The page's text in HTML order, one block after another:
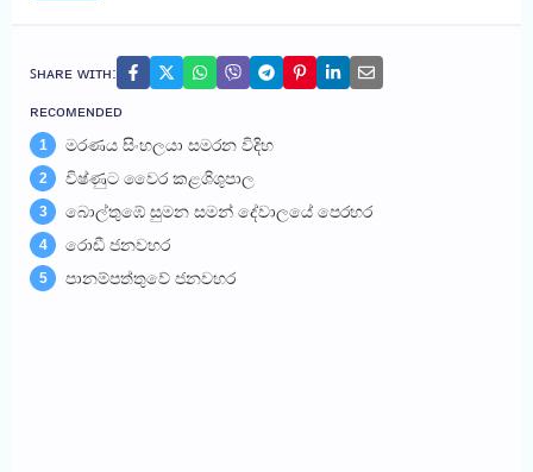
ꜱʜᴀʀᴇ ᴡɪᴛʜ:
ʀᴇᴄᴏᴍᴇɴᴅᴇᴅ
1 මරණය සිංහලයා සමරන විදිහ
2 විෂ්ණුට වෛර කළශිශුපාල
3 බොල්තුඹේ සුමන සමන් දේවාලයේ පෙරහර
4 රොඩී ජනවහර
5 පානම්පත්තුවේ ජනවහර